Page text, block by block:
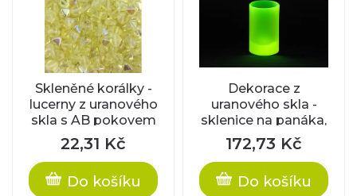
Skleněné korálky -
lucerny z uranového
skla s AB pokovem
22,31 Kč
Do košíku
Dekorace z
uranového skla -
sklenice na panáka,
matované sklo
172,73 Kč
Do košíku